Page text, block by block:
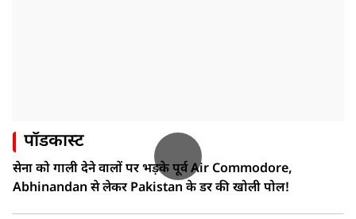
पॉडकास्ट
सेना को गाली देने वालों पर भड़के पूर्व Air Commodore,
Abhinandan से लेकर Pakistan के डर की खोली पोल!